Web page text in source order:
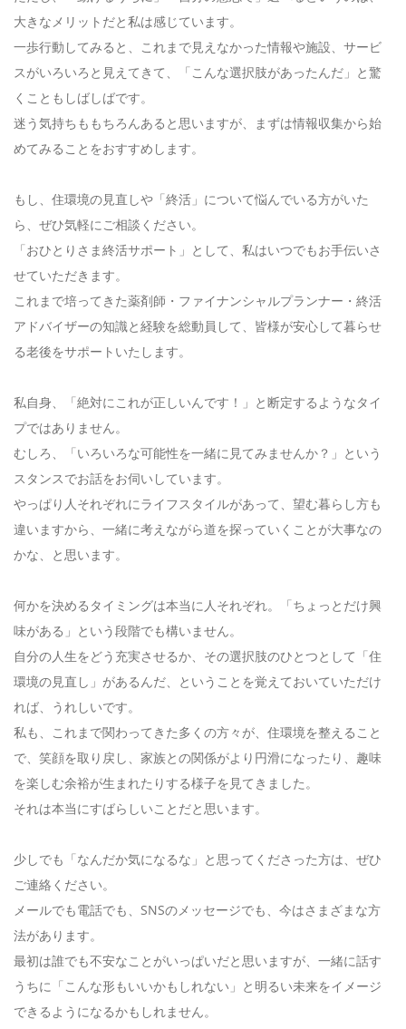
大きなメリットだと私は感じています。
一歩行動してみると、これまで見えなかった情報や施設、サービ
スがいろいろと見えてきて、「こんな選択肢があったんだ」と驚
くこともしばしばです。
迷う気持ちももちろんあると思いますが、まずは情報収集から始
めてみることをおすすめします。
もし、住環境の見直しや「終活」について悩んでいる方がいた
ら、ぜひ気軽にご相談ください。
「おひとりさま終活サポート」として、私はいつでもお手伝いさ
せていただきます。
これまで培ってきた薬剤師・ファイナンシャルプランナー・終活
アドバイザーの知識と経験を総動員して、皆様が安心して暮らせ
る老後をサポートいたします。
私自身、「絶対にこれが正しいんです！」と断定するようなタイ
プではありません。
むしろ、「いろいろな可能性を一緒に見てみませんか？」という
スタンスでお話をお伺いしています。
やっぱり人それぞれにライフスタイルがあって、望む暮らし方も
違いますから、一緒に考えながら道を探っていくことが大事なの
かな、と思います。
何かを決めるタイミングは本当に人それぞれ。「ちょっとだけ興
味がある」という段階でも構いません。
自分の人生をどう充実させるか、その選択肢のひとつとして「住
環境の見直し」があるんだ、ということを覚えておいていただけ
れば、うれしいです。
私も、これまで関わってきた多くの方々が、住環境を整えること
で、笑顔を取り戻し、家族との関係がより円滑になったり、趣味
を楽しむ余裕が生まれたりする様子を見てきました。
それは本当にすばらしいことだと思います。
少しでも「なんだか気になるな」と思ってくださった方は、ぜひ
ご連絡ください。
メールでも電話でも、SNSのメッセージでも、今はさまざまな方
法があります。
最初は誰でも不安なことがいっぱいだと思いますが、一緒に話す
うちに「こんな形もいいかもしれない」と明るい未来をイメージ
できるようになるかもしれません。